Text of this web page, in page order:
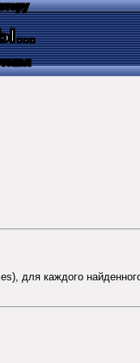
для каждого